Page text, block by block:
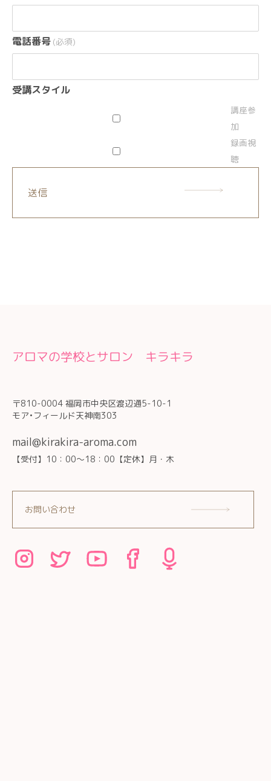
電話番号 (必須)
受講スタイル
講座参
加
録画視
聴
送信
アロマの学校とサロン キラキラ
〒810-0004 福岡市中央区渡辺通5-10-1
モア•フィールド天神南303
mail@kirakira-aroma.com
【受付】10：00～18：00【定休】月・木
お問い合わせ